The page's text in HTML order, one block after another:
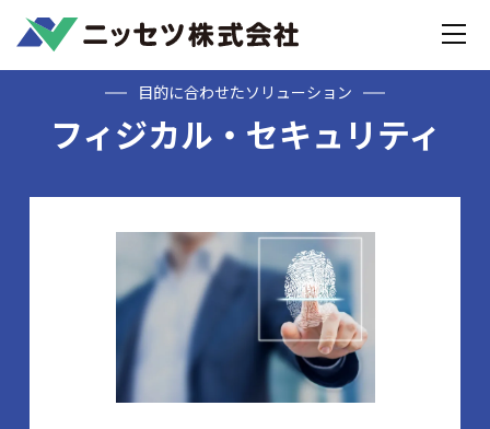
Home フィジカル・セキュリティ
目的に合わせたソリューション
フィジカル・セキュリティ